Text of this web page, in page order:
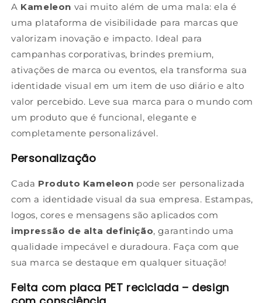
A Kameleon vai muito além de uma mala: ela é
uma plataforma de visibilidade para marcas que
valorizam inovação e impacto. Ideal para
campanhas corporativas, brindes premium,
ativações de marca ou eventos, ela transforma sua
identidade visual em um item de uso diário e alto
valor percebido. Leve sua marca para o mundo com
um produto que é funcional, elegante e
completamente personalizável.
Personalização
Cada Produto Kameleon pode ser personalizada
com a identidade visual da sua empresa. Estampas,
logos, cores e mensagens são aplicados com
impressão de alta definição, garantindo uma
qualidade impecável e duradoura. Faça com que
sua marca se destaque em qualquer situação!
Feita com placa PET reciclada – design